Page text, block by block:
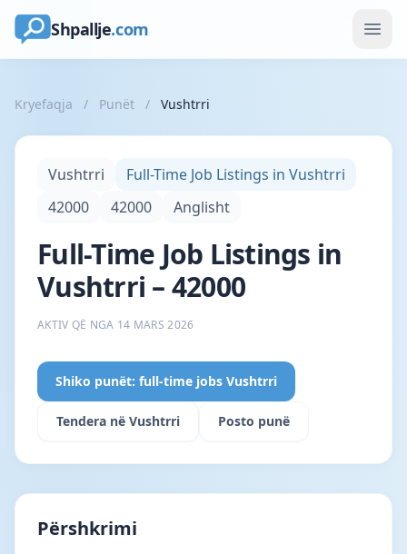
Shpallje.com
Kryefaqja / Punët / Vushtrri
Vushtrri
Full-Time Job Listings in Vushtrri
42000
42000 Anglisht
Full-Time Job Listings in
Vushtrri – 42000
AKTIV QË NGA 14 MARS 2026
Shiko punët: full-time jobs Vushtrri
Tendera në Vushtrri Posto punë
Përshkrimi